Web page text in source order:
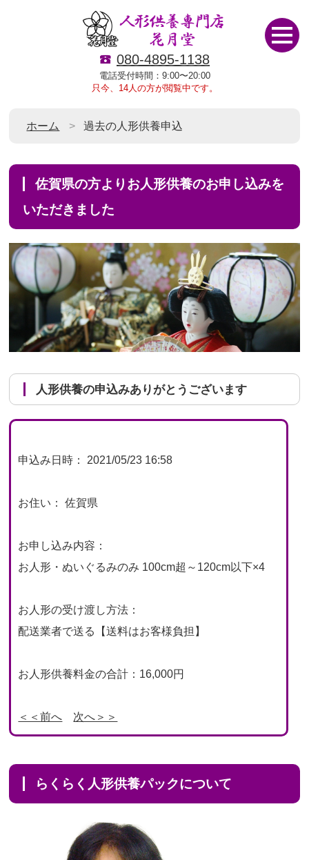
080-4895-1138
電話受付時間：9:00〜20:00
只今、14人の方が閲覧中です。
ホーム 過去の人形供養申込
佐賀県の方よりお人形供養のお申し込みを
いただきました
人形供養の申込みありがとうございます
申込み日時： 2021/05/23 16:58
お住い： 佐賀県
お申し込み内容：
お人形・ぬいぐるみのみ 100cm超～120cm以下×4
お人形の受け渡し方法：
配送業者で送る【送料はお客様負担】
お人形供養料金の合計：16,000円
＜＜前へ 次へ＞＞
らくらく人形供養パックについて